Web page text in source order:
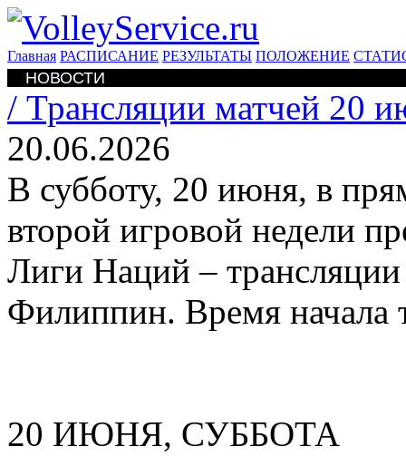
Главная РАСПИСАНИЕ РЕЗУЛЬТАТЫ ПОЛОЖЕНИЕ
НОВОСТИ
/ Трансляции матчей 20
20.06.2026
В субботу, 20 июня, в
второй игровой недели
Лиги Наций –
Филиппин. Время начала
20 ИЮНЯ, СУББОТА